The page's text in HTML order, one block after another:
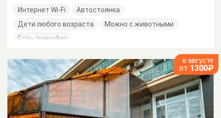
Интернет Wi-Fi
Автостоянка
Дети любого возраста
Можно с животными
Есть трансфер
в августе
от 1300₽